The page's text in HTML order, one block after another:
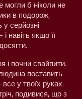
могли б ніколи не
в подорож,
у серйозні
навіть якщо її
і почни свайпити.
поставить
у твоїх руках.
подивися, що з